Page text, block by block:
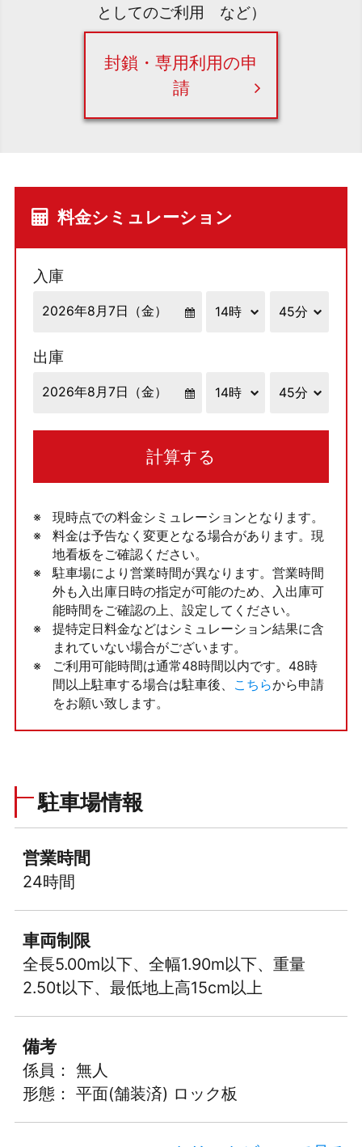
としてのご利用 など）
封鎖・専用利用の申
請
料金シミュレーション
入庫
出庫
計算する
現時点での料金シミュレーションとなります。
料金は予告なく変更となる場合があります。現
地看板をご確認ください。
駐車場により営業時間が異なります。営業時間
外も入出庫日時の指定が可能のため、入出庫可
能時間をご確認の上、設定してください。
提特定日料金などはシミュレーション結果に含
まれていない場合がございます。
ご利用可能時間は通常48時間以内です。48時
間以上駐車する場合は駐車後、
こちらから申請
をお願い致します。
駐車場情報
営業時間
24時間
車両制限
全長5.00m以下、全幅1.90m以下、重量
2.50t以下、最低地上高15cm以上
備考
係員： 無人
形態： 平面(舗装済) ロック板